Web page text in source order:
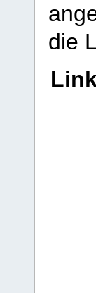
die